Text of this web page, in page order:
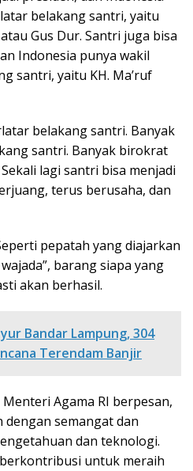
belakang santri, yaitu
Gus Dur. Santri juga bisa
Indonesia punya wakil
santri, yaitu KH. Ma’ruf
belakang santri. Banyak
santri. Banyak birokrat
lagi santri bisa menjadi
terus berusaha, dan
pepatah yang diajarkan
barang siapa yang
akan berhasil.
Bandar Lampung, 304
Terendam Banjir
Agama RI berpesan,
dengan semangat dan
dan teknologi.
untuk meraih